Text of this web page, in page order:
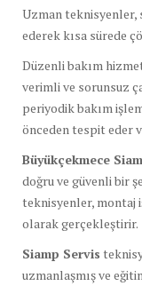
Uzman teknisyenler,
ederek kısa sürede
Düzenli bakım
verimli ve sorunsuz
periyodik bakım
önceden tespit eder
Büyükçekmece
doğru ve güvenli bir
teknisyenler, montaj
olarak gerçekleştirir.
Siamp Servis
uzmanlaşmış ve